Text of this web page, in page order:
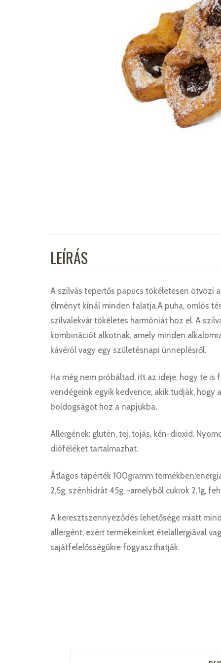
LEÍRÁS
A szilvás tepertős papucs tökéletesen ötvözi
élményt kínál minden falatja.A puha, omlós
szilvalekvár tökéletes harmóniát hoz el. A
kombinációt alkotnak, amely minden
kávéról vagy egy születésnapi ünneplésről.
Ha még nem próbáltad, itt az ideje, hogy te
vendégeink egyik kedvence, akik tudják,
boldogságot hoz a napjukba.
Allergének: glutén, tej, tojás, kén-dioxid.
dióféléket tartalmazhat.
Átlagos tápérték 100gramm
2,5g, szénhidrát 45g, -amelyből cukrok 2,1g,
A keresztszennyeződés lehetősége miatt
allergént, ezért termékeinket ételallergiával
sajátfelelősségükre fogyaszthatják.